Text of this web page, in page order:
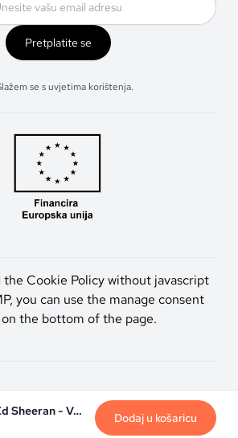
Funko Pop Rocks: Ed Sheeran - Vampire
Dodaj u košaricu
Pretplatite se
se s uvjetima korištenja.
the Cookie Policy without javascript
you can use the manage consent
the bottom of the page.
© 2026. Sva prava pridržana.